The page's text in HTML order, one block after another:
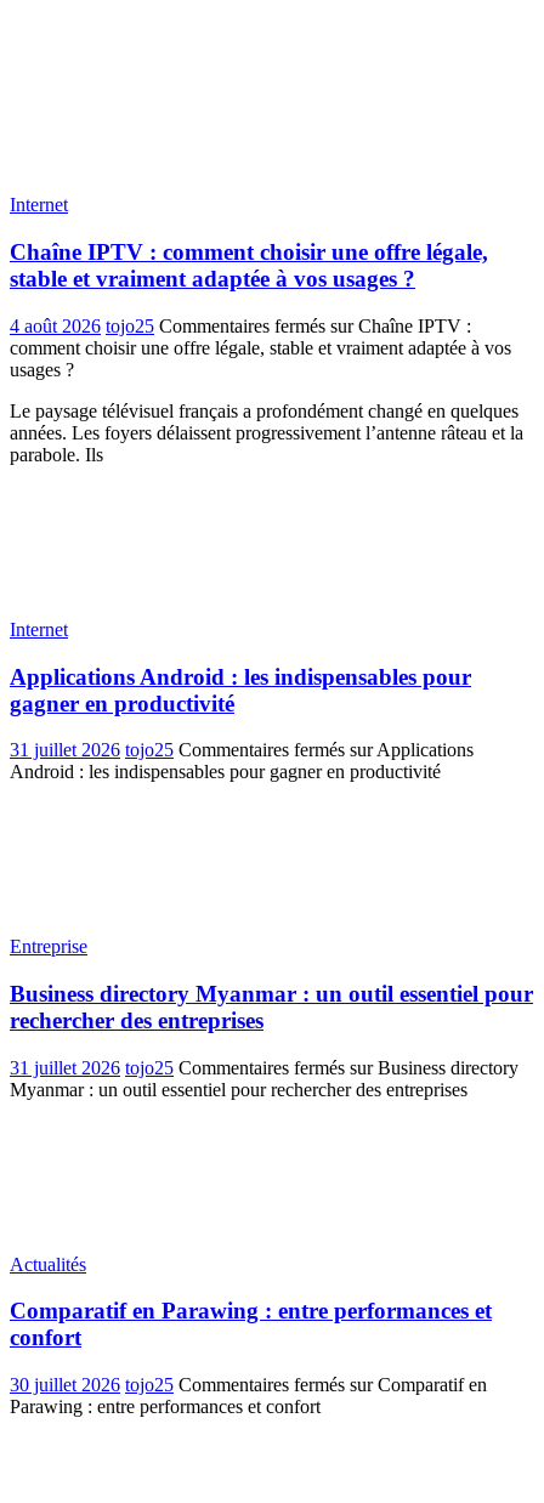
Internet
Chaîne IPTV : comment choisir une offre légale,
stable et vraiment adaptée à vos usages ?
4 août 2026 tojo25 Commentaires fermés sur Chaîne IPTV :
comment choisir une offre légale, stable et vraiment adaptée à vos
usages ?
Le paysage télévisuel français a profondément changé en quelques
années. Les foyers délaissent progressivement l’antenne râteau et la
parabole. Ils
Internet
Applications Android : les indispensables pour
gagner en productivité
31 juillet 2026 tojo25 Commentaires fermés sur Applications
Android : les indispensables pour gagner en productivité
Entreprise
Business directory Myanmar : un outil essentiel pour
rechercher des entreprises
31 juillet 2026 tojo25 Commentaires fermés sur Business directory
Myanmar : un outil essentiel pour rechercher des entreprises
Actualités
Comparatif en Parawing : entre performances et
confort
30 juillet 2026 tojo25 Commentaires fermés sur Comparatif en
Parawing : entre performances et confort